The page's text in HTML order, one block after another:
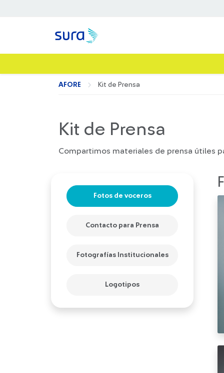
AFORE Kit de Prensa
Kit de Prensa
Compartimos materiales de prensa útiles
Fotos de voceros
Contacto para Prensa
Fotografías Institucionales
Logotipos